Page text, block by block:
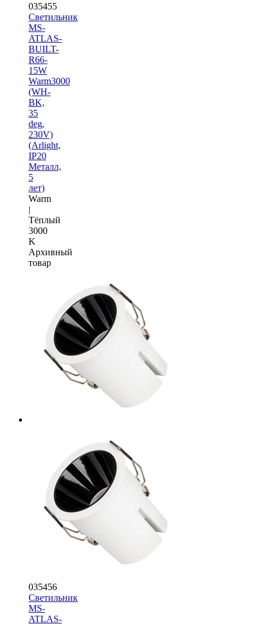
035455
Светильник
MS-
ATLAS-
BUILT-
R66-
15W
Warm3000
(WH-
BK,
35
deg,
230V)
(Arlight,
IP20
Металл,
5
лет)
Warm
|
Тёплый
3000
K
Архивный
товар
035456
Светильник
MS-
ATLAS-